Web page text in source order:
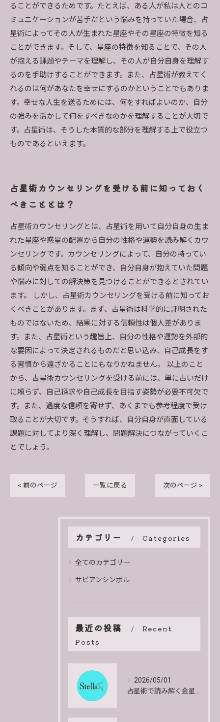
ることができるためです。たとえば、ある人が私は人とのコ
ミュニケーションが苦手だという悩みを持っていた場合、占
星術によってその人が生まれた星座やその星座の特徴を知る
ことができます。そして、星座の特徴を知ることで、その人
が抱える課題やテーマを理解し、その人が自分自身を理解す
るのを手助けすることができます。また、占星術が教えてく
れるのは何があなたを幸せにするのかということでもありま
す。幸せな人生を送るためには、何をすればよいのか、自分
の強みを活かして何をすべきなのかを理解することが大切で
す。占星術は、そうした本質的な部分を理解する上で役立つ
ものであるといえます。
占星術カウンセリングを受ける前に知っておく
べきこととは？
占星術カウンセリングとは、占星術を用いて自分自身の生ま
れた星座や惑星の配置から自分の性格や運勢を読み解くカウ
ンセリングです。カウンセリングによって、自分の持ってい
る傾向や弱点を知ることができ、自分自身が抱えていた問題
や悩みに対しての解決策を見つけることができるとされてい
ます。 しかし、占星術カウンセリングを受ける前に知ってお
くべきことがあります。まず、占星術は科学的に証明された
ものではないため、結果に対する信頼性は個人差がありま
す。また、占星術という趣旨上、自分の性格や運勢を外部的
な要因によって決定されるものだと思い込み、自己成長をす
る習慣から遠ざかることにもなりかねません。 以上のこと
から、占星術カウンセリングを受ける前には、単に占いだけ
に頼らず、自己探求や自己成長を目指す姿勢が必要不可欠で
す。また、過度な信頼を寄せず、あくまでも参考程度で受け
取ることが大切です。そうすれば、自分自身が直面している
課題に対してより深く理解し、問題解決につながっていくこ
とでしょう。
< 前のページ 一覧に戻る 次のページ >
カテゴリー Categories
全てのカテゴリー
サビアンシンボル
最近の投稿
Recent
Posts
2026/05/01